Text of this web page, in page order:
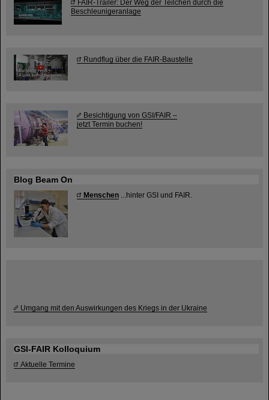
FAIR-Trailer: Der Weg der Teilchen durch die
Beschleunigeranlage
Rundflug über die FAIR-Baustelle
Besichtigung von GSI/FAIR –
jetzt Termin buchen!
Blog Beam On
Menschen ...hinter GSI und FAIR.
Umgang mit den Auswirkungen des Kriegs in der Ukraine
GSI-FAIR Kolloquium
Aktuelle Termine